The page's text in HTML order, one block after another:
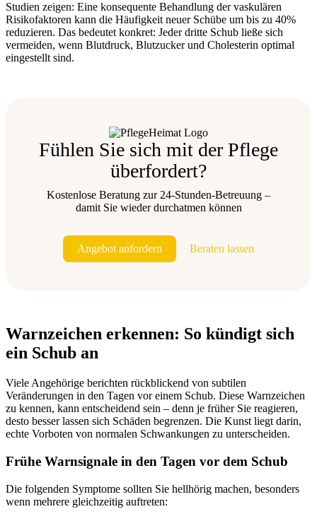
Studien zeigen: Eine konsequente Behandlung der vaskulären
Risikofaktoren kann die Häufigkeit neuer Schübe um bis zu 40%
reduzieren. Das bedeutet konkret: Jeder dritte Schub ließe sich
vermeiden, wenn Blutdruck, Blutzucker und Cholesterin optimal
eingestellt sind.
Fühlen Sie sich mit der Pflege
überfordert?
Kostenlose Beratung zur 24-Stunden-Betreuung –
damit Sie wieder durchatmen können
Angebot anfordern Beraten lassen
Warnzeichen erkennen: So kündigt sich
ein Schub an
Viele Angehörige berichten rückblickend von subtilen
Veränderungen in den Tagen vor einem Schub. Diese Warnzeichen
zu kennen, kann entscheidend sein – denn je früher Sie reagieren,
desto besser lassen sich Schäden begrenzen. Die Kunst liegt darin,
echte Vorboten von normalen Schwankungen zu unterscheiden.
Frühe Warnsignale in den Tagen vor dem Schub
Die folgenden Symptome sollten Sie hellhörig machen, besonders
wenn mehrere gleichzeitig auftreten: